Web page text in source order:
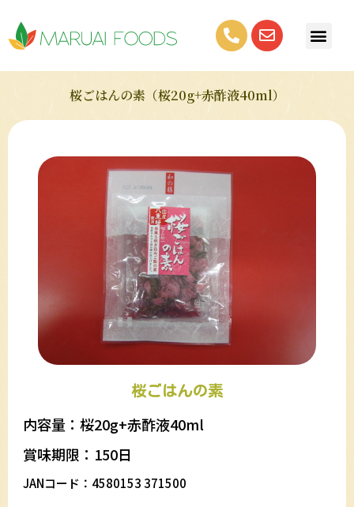
桜ごはんの素（桜20g+赤酢液40ml）
桜ごはんの素
内容量：桜20g+赤酢液40ml
賞味期限：150日
JANコード：4580153 371500